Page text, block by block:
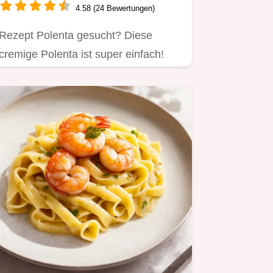
4.58 (24 Bewertungen)
Polenta gesucht? Diese
Polenta ist super einfach!